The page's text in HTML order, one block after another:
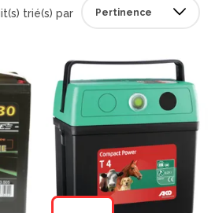
trié(s) par